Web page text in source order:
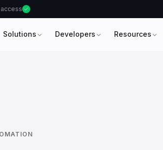
Solutions Developers Resources